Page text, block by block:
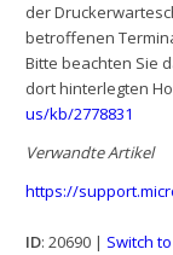
der
betroffenen
Bitte beachten Sie
dort hinterlegten
us/kb/2778831
Verwandte Artikel
https://
ID: 20690 | Switch